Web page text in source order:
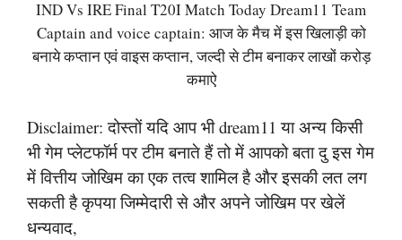
IND Vs IRE Final T20I Match Today Dream11 Team
Captain and voice captain: आज के मैच में इस खिलाड़ी को
बनाये कप्तान एवं वाइस कप्तान, जल्दी से टीम बनाकर लाखों करोड़
कमाऐ
Disclaimer: दोस्तों यदि आप भी dream11 या अन्य किसी
भी गेम प्लेटफॉर्म पर टीम बनाते हैं तो में आपको बता दु इस गेम
में वित्तीय जोखिम का एक तत्व शामिल है और इसकी लत लग
सकती है कृपया जिम्मेदारी से और अपने जोखिम पर खेलें
धन्यवाद,